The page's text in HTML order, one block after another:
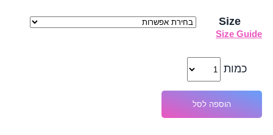
Size
Size Guide
כמות
הוספה לסל